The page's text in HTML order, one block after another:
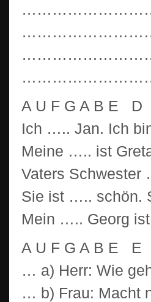
A U F G A B E D
Ich ….. Jan. Ich
Meine ….. ist
Vaters Schwester
Sie ist ….. schön.
Mein ….. Georg
A U F G A B E E
… a) Herr: Wie
… b) Frau: Macht